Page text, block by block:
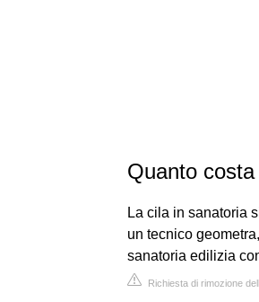
Quanto
La cila in sanatoria
un tecnico
sanatoria edilizia
Richiesta di rimozione